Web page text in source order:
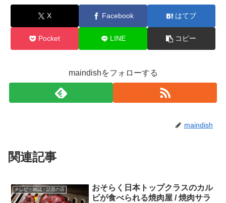
X Facebook はてブ
Pocket LINE コピー
maindishをフォローする
maindish
関連記事
テレビ・雑誌・話題の店
おそらく日本トップクラスのカル
ビが食べられる焼肉屋 / 焼肉サラ